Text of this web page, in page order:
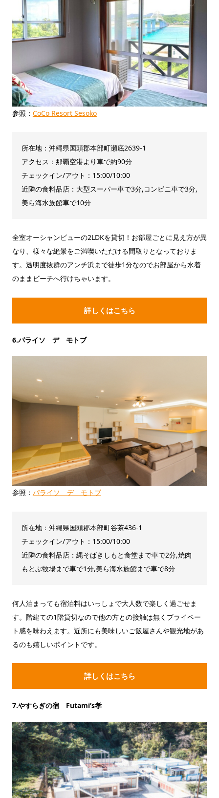
参照： CoCo Resort Sesoko
所在地：沖縄県国頭郡本部町瀬底2639-1
アクセス：那覇空港より車で約90分
チェックイン/アウト：15:00/10:00
近隣の食料品店：大型スーパー車で3分,コンビニ車で3分,
美ら海水族館車で10分
全室オーシャンビューの2LDKを貸切！お部屋ごとに見え方が異
なり、様々な絶景をご満喫いただける間取りとなっておりま
す。透明度抜群のアンチ浜まで徒歩1分なのでお部屋から水着
のままビーチへ行けちゃいます。
詳しくはこちら
6.パライソ デ モトブ
参照： パライソ デ モトブ
所在地：沖縄県国頭郡本部町谷茶436-1
チェックイン/アウト：15:00/10:00
近隣の食料品店：縄そばきしもと食堂まで車で2分,焼肉
もとぶ牧場まで車で1分,美ら海水族館まで車で8分
何人泊まっても宿泊料はいっしょで大人数で楽しく過ごせま
す。階建ての1階貸切なので他の方との接触は無くプライベー
ト感を味わえます。近所にも美味しいご飯屋さんや観光地があ
るのも嬉しいポイントです。
詳しくはこちら
7.やすらぎの宿 Futami’s孝